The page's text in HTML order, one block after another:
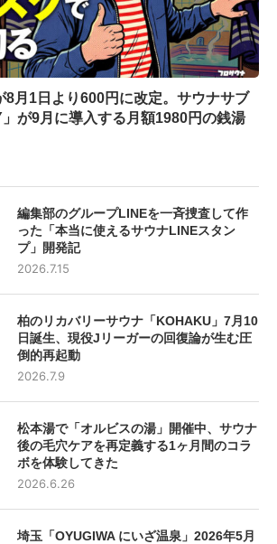
8月1日より600円に改定。サウナサブ
が9月に導入する月額1980円の銭湯
編集部のグループLINEを一斉捜査して作
った「本当に使えるサウナLINEスタン
プ」開発記
2026.7.15
柏のリカバリーサウナ「KOHAKU」7月10
日誕生、現役Jリーガーの回復論が生む圧
倒的再起動
2026.7.9
松本湯で「オルビスの湯」開催中、サウナ
後の毛穴ケアを再定義する1ヶ月間のコラ
ボを体験してきた
2026.6.26
埼玉「OYUGIWA にいざ温泉」2026年5月